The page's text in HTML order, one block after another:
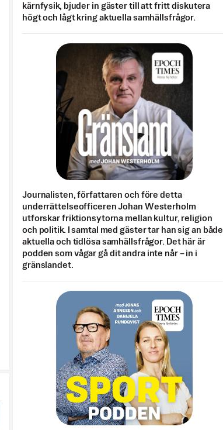
kärnfysik, bjuder in gäster till att fritt diskutera
högt och lågt kring aktuella samhällsfrågor.
Journalisten, författaren och före detta
underrättelseofficeren Johan Westerholm
utforskar friktionsytorna mellan kultur, religion
och politik. I samtal med gäster tar han sig an både
aktuella och tidlösa samhällsfrågor. Det här är
podden som vågar gå dit andra inte når – in i
gränslandet.